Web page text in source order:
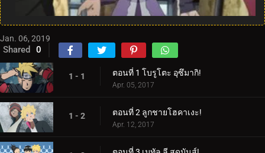
Jan. 06, 2019
Shared 0
1 - 1 ตอนที่ 1 โบรูโตะ อุซึมากิ!
Apr. 05, 2017
1 - 2 ตอนที่ 2 ลูกชายโฮคาเงะ!
Apr. 12, 2017